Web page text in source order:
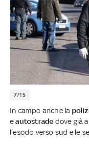
7/15
In campo anche la
eautostrade dove già
l’esodo verso sud e le